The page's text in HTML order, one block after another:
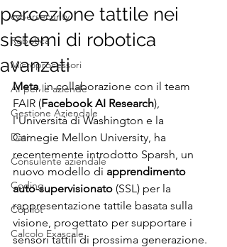
cybersecurity
Robotica
Microprocessori
AI per le aziende
Gestione Aziendale
Dati
Consulente aziendale
Coding
Copilot
Calcolo Exascale
percezione tattile nei
sistemi di robotica
avanzati
Meta, in collaborazione con il team
FAIR (Facebook AI Research),
l'Università di Washington e la
Carnegie Mellon University, ha
recentemente introdotto Sparsh, un
nuovo modello di apprendimento
auto-supervisionato (SSL) per la
rappresentazione tattile basata sulla
visione, progettato per supportare i
sensori tattili di prossima generazione.